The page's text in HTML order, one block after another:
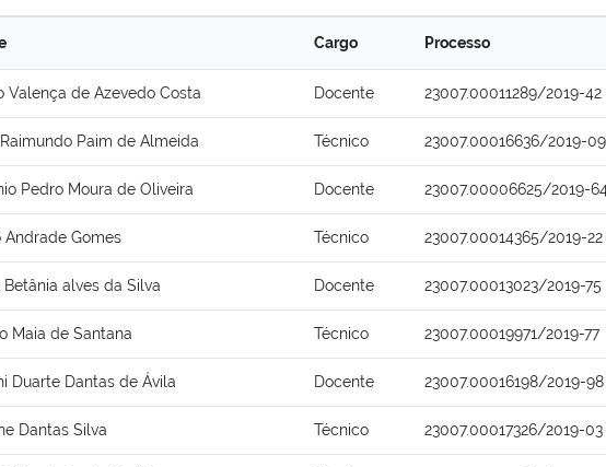
Cargo Processo
Valença de Azevedo Costa Docente 23007.00011289/2019-42
Paim de Almeida Técnico 23007.00016636/2019-09
Pedro Moura de Oliveira Docente 23007.00006625/2019-
Andrade Gomes Técnico 23007.00014365/2019-22
Betânia alves da Silva Docente 23007.00013023/2019-75
Maia de Santana Técnico 23007.00019971/2019-77
Duarte Dantas de Ávila Docente 23007.00016198/2019-98
Dantas Silva Técnico 23007.00017326/2019-03